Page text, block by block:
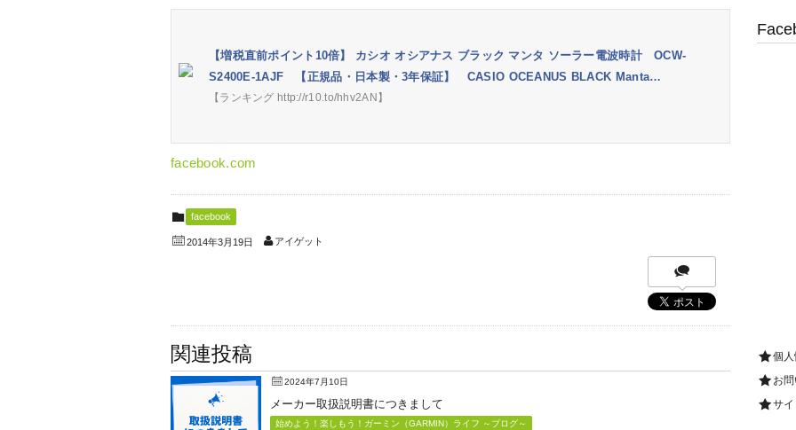
【増税直前ポイント10倍】 カシオ オシアナス ブラック マンタ ソーラー電波時計 OCW-
S2400E-1AJF 【正規品・日本製・3年保証】 CASIO OCEANUS BLACK Manta…
【ランキング http://r10.to/hhv2AN】
facebook.com
facebook
2014年3月19日 アイゲット
関連投稿
2024年7月10日
メーカー取扱説明書につきまして
始めよう！楽しもう！ガーミン（GARMIN）ライフ ～ブログ～
個
お
サ